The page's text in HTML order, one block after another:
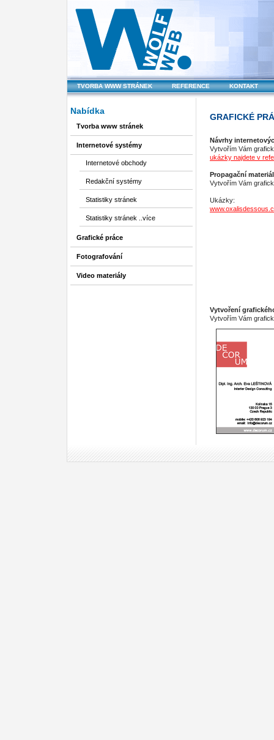
TVORBA WWW STRÁNEK REFERENCE KONTAKT
GRAFICKÉ
Návrhy
Vytvořím Vám
ukázky najdete v
Propagační
Vytvořím Vám
Ukázky:
Vytvoření
Vytvořím Vám
Nabídka
Tvorba www stránek
Internetové systémy
Internetové obchody
Redakční systémy
Statistiky stránek
Statistiky stránek ..více
Grafické práce
Fotografování
Video materiály